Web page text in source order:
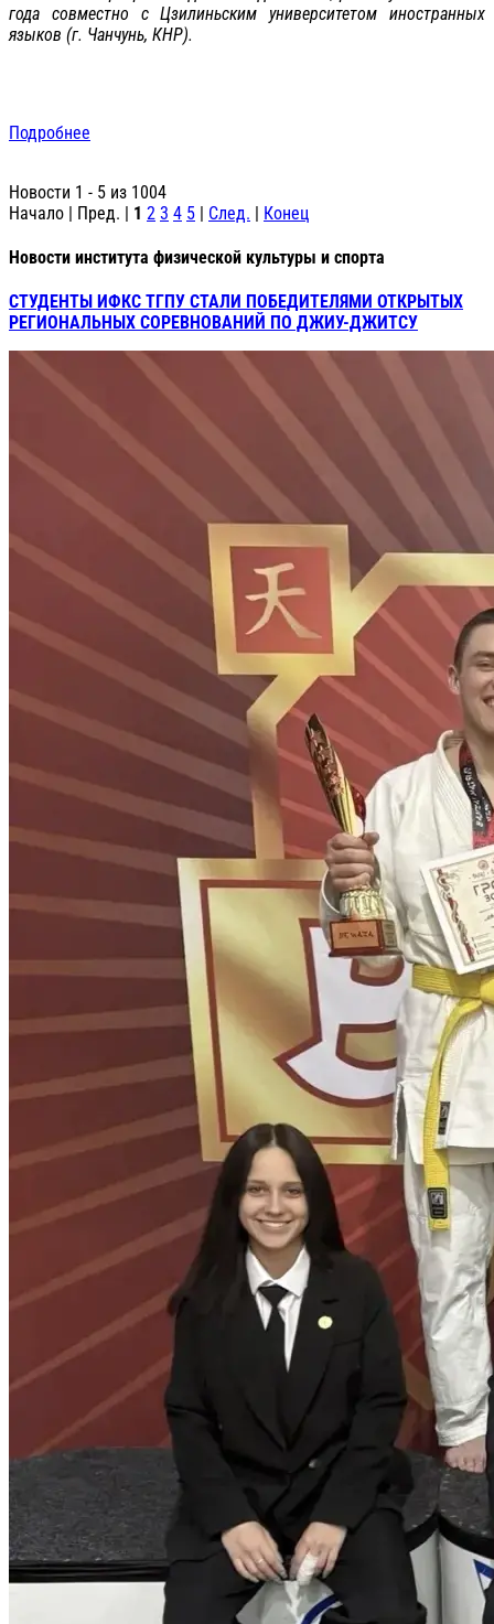
года совместно с Цзилиньским университетом иностранных
языков (г. Чанчунь, КНР).
Подробнее
Новости 1 - 5 из 1004
Начало | Пред. | 1 2 3 4 5 | След. | Конец
Новости института физической культуры и спорта
СТУДЕНТЫ ИФКС ТГПУ СТАЛИ ПОБЕДИТЕЛЯМИ ОТКРЫТЫХ
РЕГИОНАЛЬНЫХ СОРЕВНОВАНИЙ ПО ДЖИУ-ДЖИТСУ